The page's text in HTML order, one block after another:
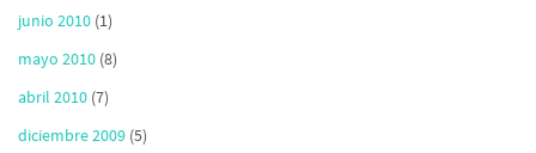
junio 2010 (1)
mayo 2010 (8)
abril 2010 (7)
diciembre 2009 (5)